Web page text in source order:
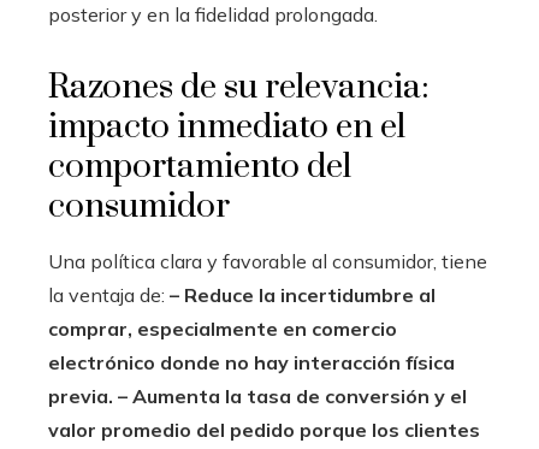
posterior y en la fidelidad prolongada.
Razones de su relevancia:
impacto inmediato en el
comportamiento del
consumidor
Una política clara y favorable al consumidor, tiene
la ventaja de: – Reduce la incertidumbre al
comprar, especialmente en comercio
electrónico donde no hay interacción física
previa. – Aumenta la tasa de conversión y el
valor promedio del pedido porque los clientes